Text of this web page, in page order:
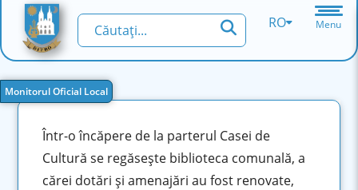
RO Menu
Monitorul Oficial Local
Într-o încăpere de la parterul Casei de
Cultură se regăseşte biblioteca comunală, a
cărei dotări şi amenajări au fost renovate,